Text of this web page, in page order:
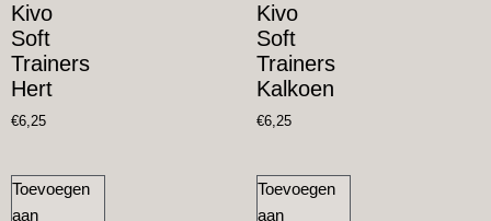
Kivo
Soft
Trainers
Hert
€6,25
Toevoegen
aan
Kivo
Soft
Trainers
Kalkoen
€6,25
Toevoegen
aan